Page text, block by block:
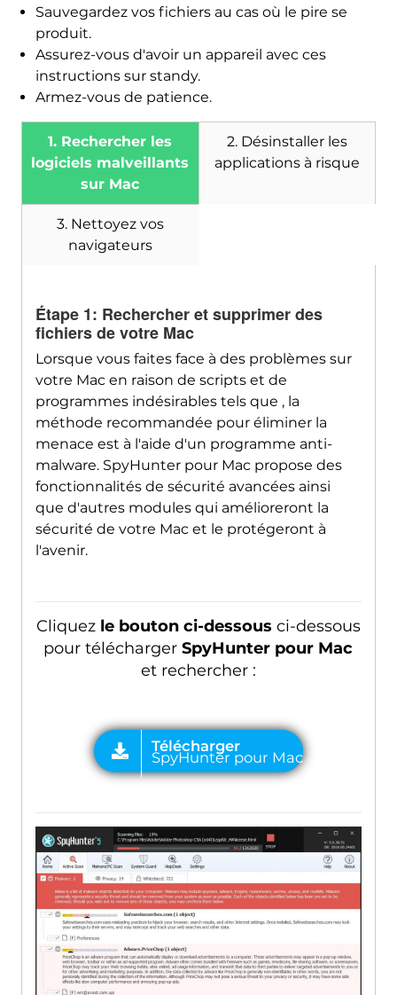
Sauvegardez vos fichiers au cas où le pire se
produit.
Assurez-vous d'avoir un appareil avec ces
instructions sur standy.
Armez-vous de patience.
1. Rechercher les
logiciels malveillants
sur Mac
2. Désinstaller les
applications à risque
3. Nettoyez vos
navigateurs
Étape 1: Rechercher et supprimer des
fichiers de votre Mac
Lorsque vous faites face à des problèmes sur
votre Mac en raison de scripts et de
programmes indésirables tels que , la
méthode recommandée pour éliminer la
menace est à l'aide d'un programme anti-
malware. SpyHunter pour Mac propose des
fonctionnalités de sécurité avancées ainsi
que d'autres modules qui amélioreront la
sécurité de votre Mac et le protégeront à
l'avenir.
Cliquez le bouton ci-dessous ci-dessous
pour téléchargerSpyHunter pour Mac
et rechercher :
Télécharger
SpyHunter pour Mac